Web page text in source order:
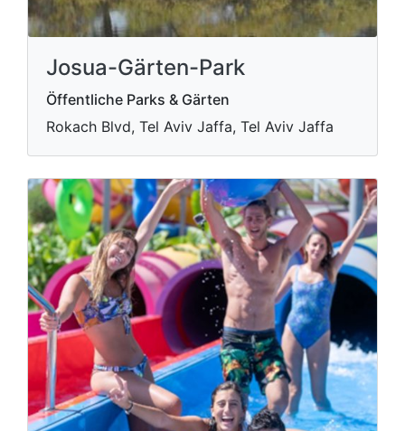
Josua-Gärten-Park
Öffentliche Parks & Gärten
Rokach Blvd, Tel Aviv Jaffa, Tel Aviv Jaffa